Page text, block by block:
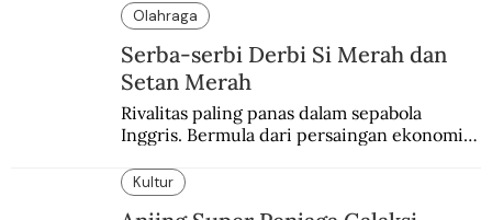
Olahraga
Serba-serbi Derbi Si Merah dan
Setan Merah
Rivalitas paling panas dalam sepabola
Inggris. Bermula dari persaingan ekonomi
Kultur